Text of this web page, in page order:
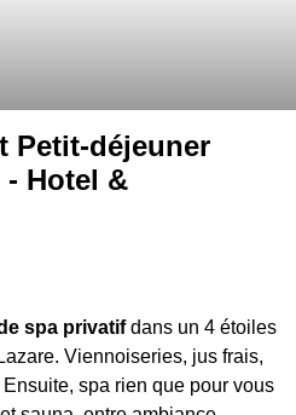
Petit-déjeuner
- Hotel &
spa privatifdans un 4 étoiles
Viennoiseries, jus frais,
spa rien que pour vous